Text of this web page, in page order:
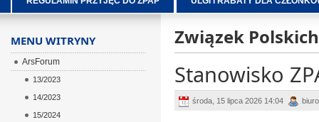
Związek
Stanowisko
środa, 15 lipca 2026 14:04 biuro
MENU WITRYNY
ArsForum
13/2023
14/2023
15/2024